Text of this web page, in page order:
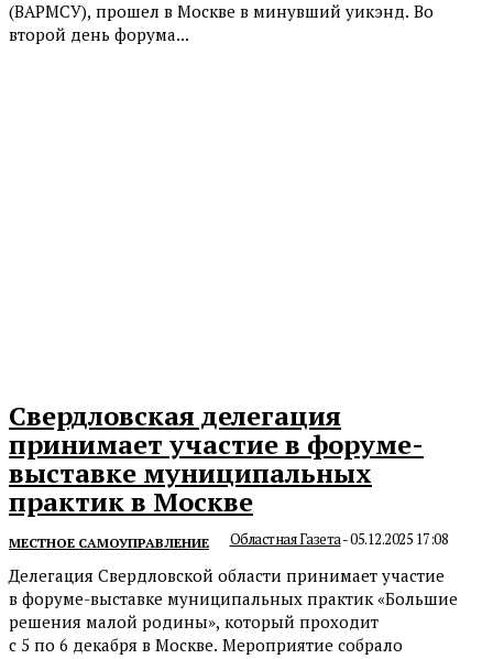
(ВАРМСУ), прошел в Москве в минувший уикэнд. Во
второй день форума...
Свердловская делегация
принимает участие в форуме-
выставке муниципальных
практик в Москве
МЕСТНОЕ САМОУПРАВЛЕНИЕ Областная Газета-05.12.2025 17:08
Делегация Свердловской области принимает участие
в форуме-выставке муниципальных практик «Большие
решения малой родины», который проходит
с 5 по 6 декабря в Москве. Мероприятие собрало